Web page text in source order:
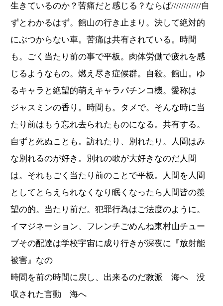
生きているのか？苦痛だと感じる？ならば////////////自
ずとわかるはず。館山の行き止まり。決して絶対的
にぶつからない車。苦痛は共有されている。時間
も。ごく当たり前の事で平板。肉体労働で疲れを感
じるようなもの。燃え尽き症候群。自殺。館山。ゆ
るキャラと絶望的萌えキャラパチンコ機。愛称は
ジャスミンの香り。時間も。タメで。そんな時に当
たり前はもう忘れ去られたものになる。共有する。
自ずと死ぬことも。訪れたり、別れたり。人間はみ
な別れるのが好き。別れの歌が大好きなのだ人間
は。それもごく当たり前のことで平板。人間を人間
としてとらえられなくなり眠くなったら人間皆の羨
望の的。当たり前だ。犯罪行為はご法度のように。
イマジネーション、フレンチごめんね東村山チュー
ブその配達は学校宇宙に成り行きが深夜に『放射能
被害』なの
時間を前の時間に戻し、出来るのだ教派 海へ 没
収された言動 海へ